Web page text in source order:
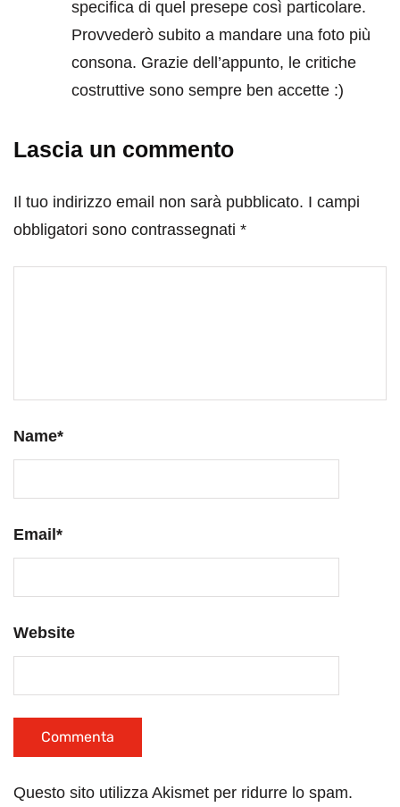
specifica di quel presepe così particolare.
Provvederò subito a mandare una foto più
consona. Grazie dell’appunto, le critiche
costruttive sono sempre ben accette :)
Lascia un commento
Il tuo indirizzo email non sarà pubblicato. I campi
obbligatori sono contrassegnati *
Name*
Email*
Website
Questo sito utilizza Akismet per ridurre lo spam.